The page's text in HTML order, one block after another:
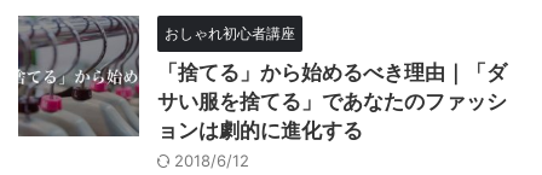
おしゃれ初心者講座
「捨てる」から始めるべき理由｜「ダ
サい服を捨てる」であなたのファッシ
ョンは劇的に進化する
2018/6/12